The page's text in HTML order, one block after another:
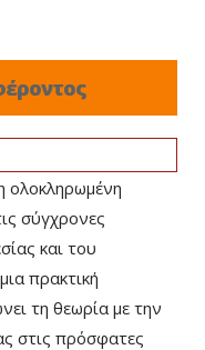
ολοκληρωμένη
σύγχρονες
και του
πρακτική
τη θεωρία με την
στις πρόσφατες